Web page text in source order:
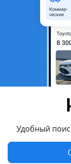
Удобный
Оригинальность
Возможна
Подходит на
2015 - 2018 3
(T25), 2000 - 2003
1 поколение (T22)